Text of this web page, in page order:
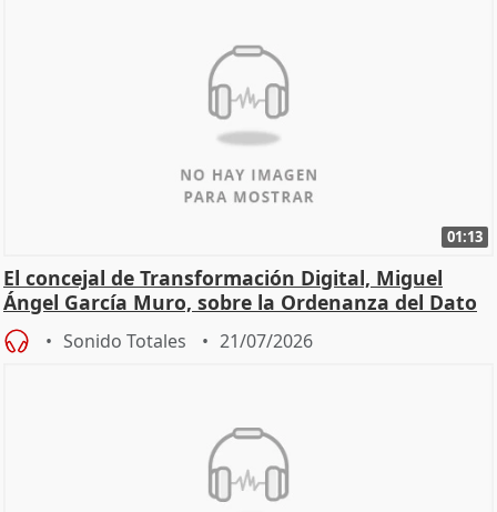
01:13
El concejal de Transformación Digital, Miguel
Ángel García Muro, sobre la Ordenanza del Dato
Sonido Totales 21/07/2026